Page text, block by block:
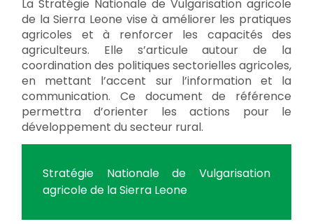
La Stratégie Nationale de Vulgarisation agricole
de la Sierra Leone vise à améliorer les pratiques
agricoles et à renforcer les capacités des
agriculteurs. Elle s’articule autour de la
coordination des politiques sectorielles agricoles,
en mettant l’accent sur l’information et la
communication. Ce document de référence
permettra d’orienter les actions pour le
développement du secteur rural.
Stratégie Nationale de Vulgarisation
agricole de la Sierra Leone